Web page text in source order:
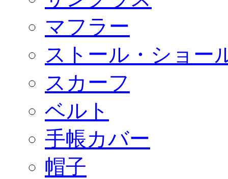
マフラー
ストール・ショー
スカーフ
ベルト
手帳カバー
帽子